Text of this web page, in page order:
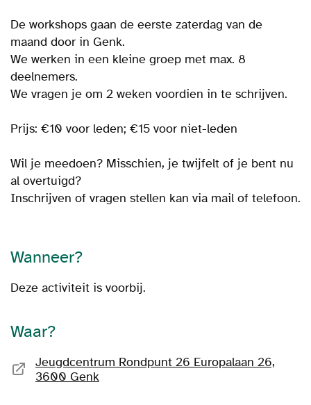
De workshops gaan de eerste zaterdag van de
maand door in Genk.
We werken in een kleine groep met max. 8
deelnemers.
We vragen je om 2 weken voordien in te schrijven.
Prijs: €10 voor leden; €15 voor niet-leden
Wil je meedoen? Misschien, je twijfelt of je bent nu
al overtuigd?
Inschrijven of vragen stellen kan via mail of telefoon.
Wanneer?
Deze activiteit is voorbij.
Waar?
Jeugdcentrum Rondpunt 26 Europalaan 26,
3600 Genk